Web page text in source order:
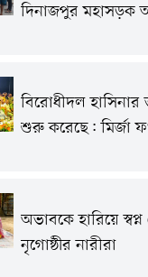
দিনাজপুর মহাসড়ক
বিরোধীদল
শুরু করেছে: মির্জা
অভাবকে হারিয়ে
নৃগোষ্ঠীর নারীরা